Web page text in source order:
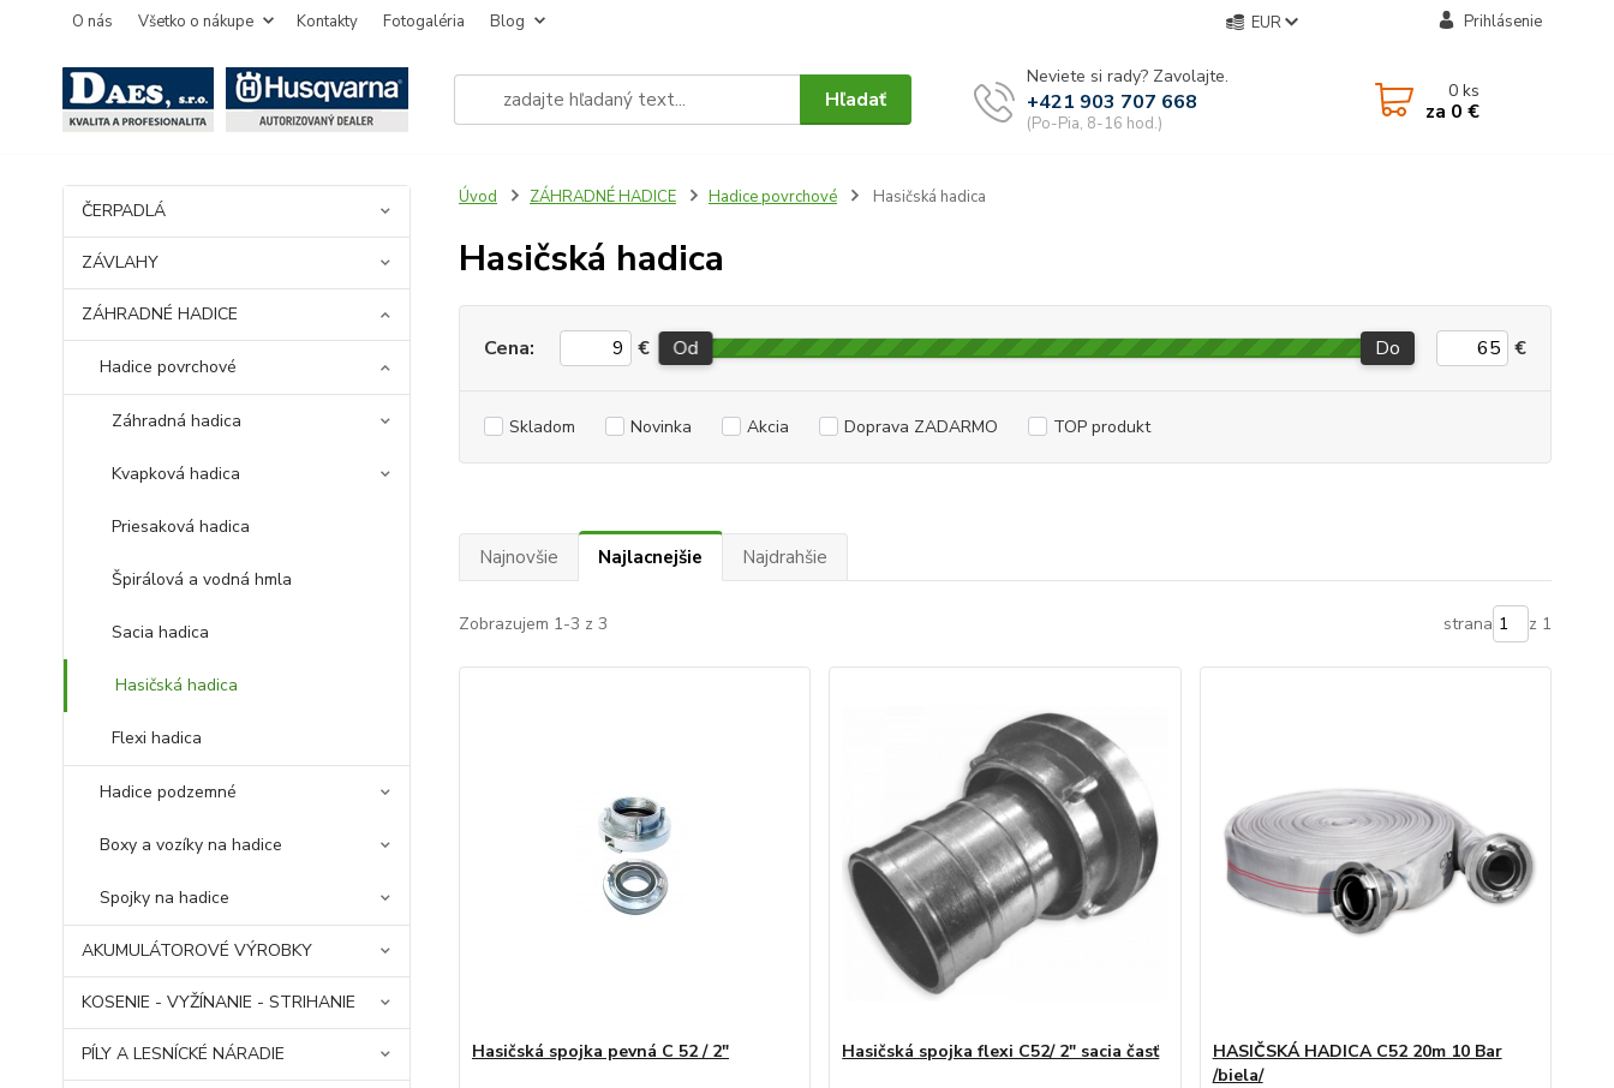
O nás Všetko o nákupe Kontakty Fotogaléria Blog EUR Prihlásenie
Hľadať
Neviete si rady? Zavolajte.
+421 903 707 668
(Po-Pia, 8-16 hod.)
0ks
za 0 €
ČERPADLÁ
ZÁVLAHY
ZÁHRADNÉ HADICE
Hadice povrchové
Záhradná hadica
Kvapková hadica
Priesaková hadica
Špirálová a vodná hmla
Sacia hadica
Hasičská hadica
Flexi hadica
Hadice podzemné
Boxy a vozíky na hadice
Spojky na hadice
AKUMULÁTOROVÉ VÝROBKY
KOSENIE - VYŽÍNANIE - STRIHANIE
PÍLY A LESNÍCKÉ NÁRADIE
Úvod ZÁHRADNÉ HADICE Hadice povrchové Hasičská hadica
Hasičská hadica
Cena: € Od Do €
Skladom Novinka Akcia Doprava ZADARMO TOP produkt
Najnovšie Najlacnejšie Najdrahšie
Zobrazujem 1-3 z 3 strana z 1
Hasičská spojka pevná C 52 / 2" Hasičská spojka flexi C52/ 2" sacia časť
HASIČSKÁ HADICA C52 20m 10 Bar
/biela/